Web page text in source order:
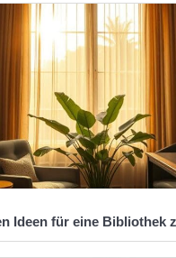
Ideen für eine Bibliothek